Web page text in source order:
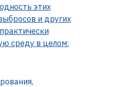
этих
и других
среду в целом: